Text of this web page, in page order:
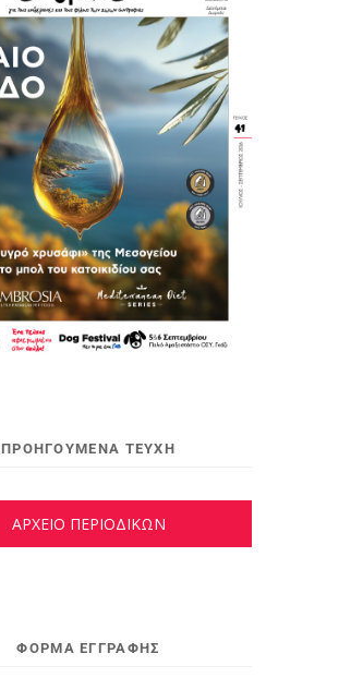
ΠΡΟΗΓΟΥΜΕΝΑ ΤΕΥΧΗ
ΑΡΧΕΙΟ ΠΕΡΙΟΔΙΚΩΝ
ΦΌΡΜΑ ΕΓΓΡΑΦΉΣ